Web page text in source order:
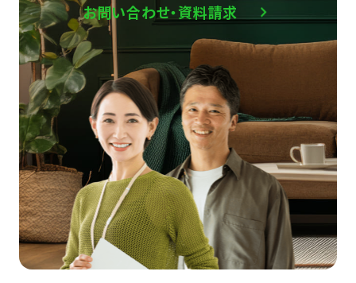
お問い合わせ・資料請求